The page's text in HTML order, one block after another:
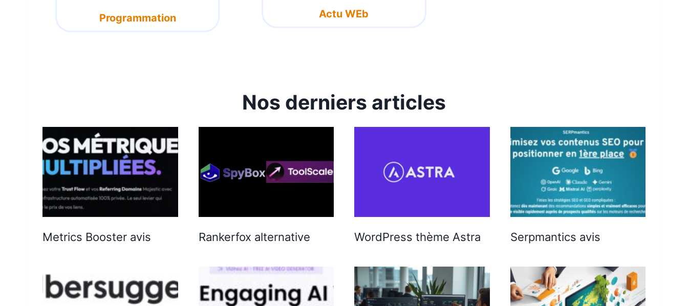
Programmation Actu WEb
Nos derniers articles
Metrics Booster avis Rankerfox alternative WordPress thème Astra Serpmantics avis